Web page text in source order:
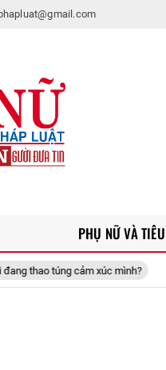
cảm xúc mình? Mẹ
PHỤ NỮ VÀ